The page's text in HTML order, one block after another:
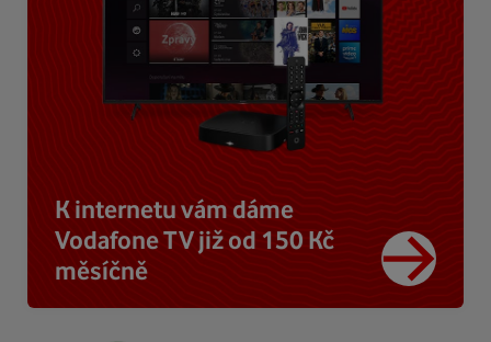
K internetu vám dáme
Vodafone TV již od 150 Kč
měsíčně